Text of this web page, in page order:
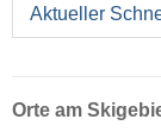
Aktueller
Orte am